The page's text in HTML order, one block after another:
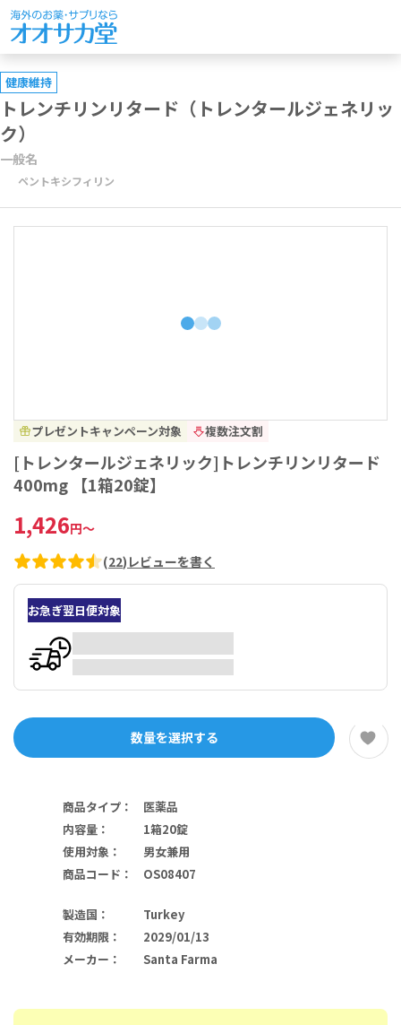
健康維持
トレンチリンリタード（トレンタールジェネリッ
ク）
一般名
ペントキシフィリン
プレゼントキャンペーン対象 複数注文割
[トレンタールジェネリック]トレンチリンリタード
400mg 【1箱20錠】
1,426円～
(22) レビューを書く
お急ぎ翌日便対象
数量を選択する
商品タイプ ：
医薬品
内容量 ：
1箱20錠
使用対象 ：
男女兼用
商品コード ： OS08407
製造国 ：
Turkey
有効期限 ：
2029/01/13
メーカー ： Santa Farma